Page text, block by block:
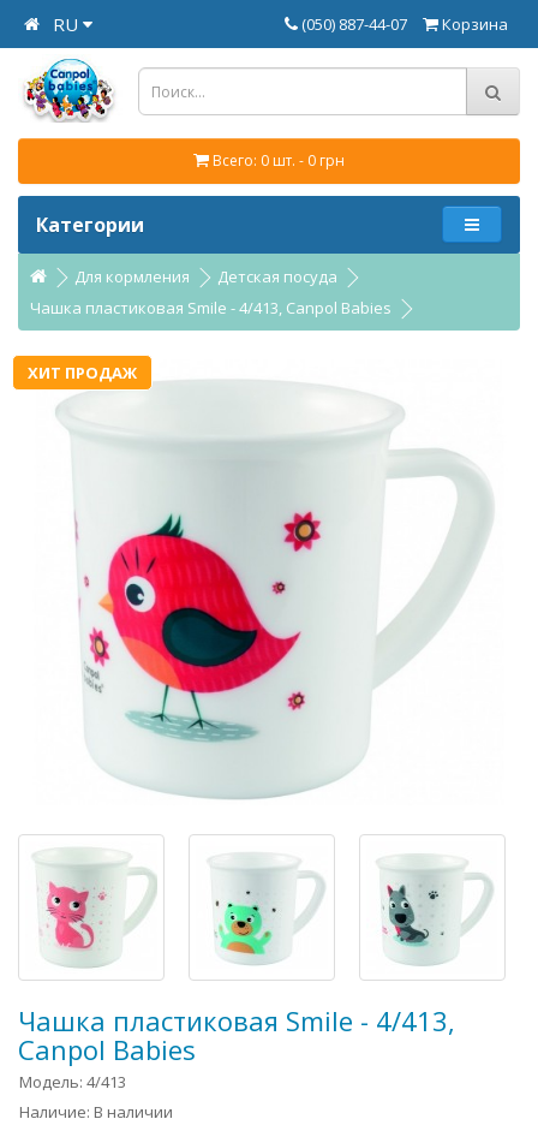
RU Корзина
(050) 887-44-07
Всего: 0 шт. - 0 грн
Категории
Для кормления
Детская посуда
Чашка пластиковая Smile - 4/413, Canpol Babies
ХИТ ПРОДАЖ
Чашка пластиковая Smile - 4/413,
Canpol Babies
Модель: 4/413
Наличие: В наличии